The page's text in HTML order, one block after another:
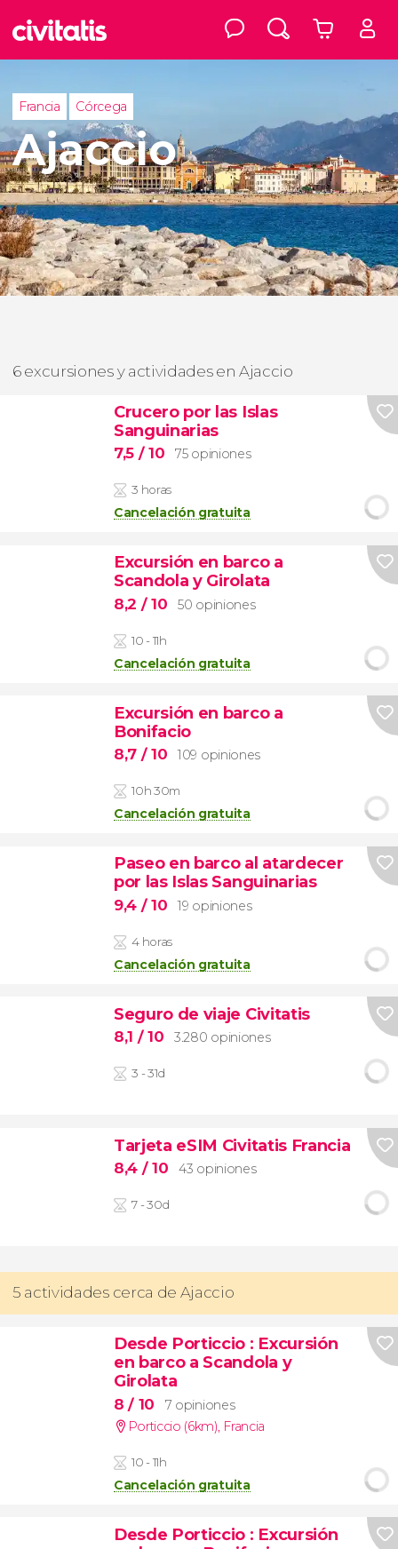
Francia Córcega
Ajaccio
6 excursiones y actividades en Ajaccio
Crucero por las Islas
Sanguinarias
7,5 / 10 75 opiniones
3 horas
Cancelación gratuita
Excursión en barco a
Scandola y Girolata
8,2 / 10 50 opiniones
10 - 11h
Cancelación gratuita
Excursión en barco a
Bonifacio
8,7 / 10 109 opiniones
10h 30m
Cancelación gratuita
Paseo en barco al atardecer
por las Islas Sanguinarias
9,4 / 10 19 opiniones
4 horas
Cancelación gratuita
Seguro de viaje Civitatis
8,1 / 10 3.280 opiniones
3 - 31d
Tarjeta eSIM Civitatis Francia
8,4 / 10 43 opiniones
7 - 30d
5 actividades cerca de Ajaccio
Desde Porticcio : Excursión
en barco a Scandola y
Girolata
8/ 10
7 opiniones
Porticcio (6km), Francia
10 - 11h
Cancelación gratuita
Desde Porticcio : Excursión